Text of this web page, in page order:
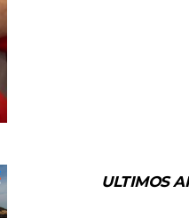
ULTIMOS